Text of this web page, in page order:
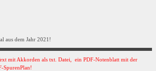
aus dem Jahr 2021!
mit Akkorden als txt. Datei, ein PDF-Notenblatt mit der
SpurenPlan!